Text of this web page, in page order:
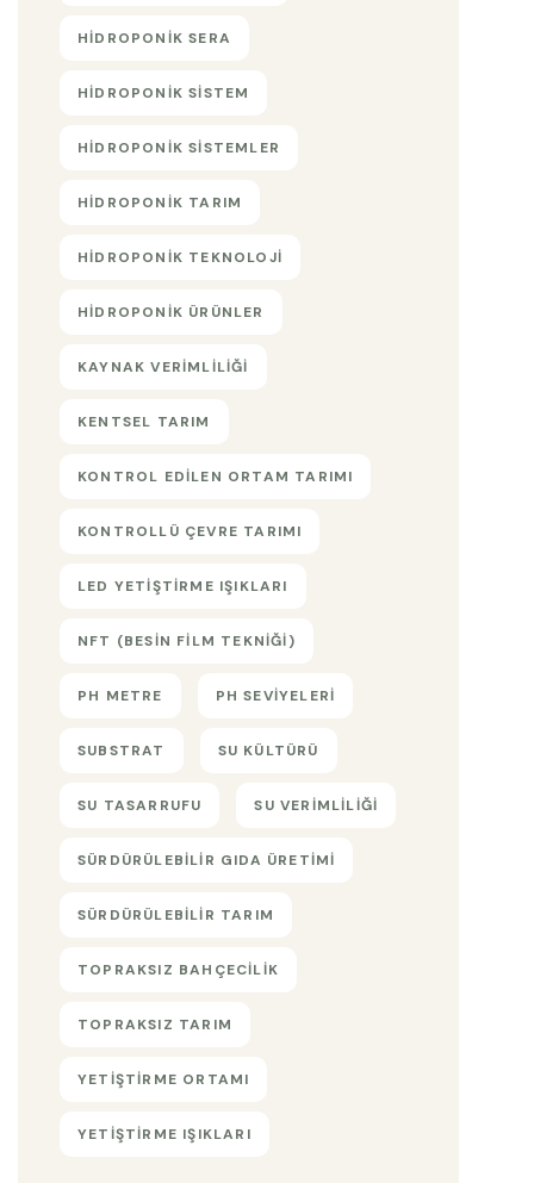
HIDROPONIK SERA
HIDROPONIK SISTEM
HIDROPONIK SISTEMLER
HIDROPONIK TARIM
HIDROPONIK TEKNOLOJI
HIDROPONIK ÜRÜNLER
KAYNAK VERIMLILIĞI
KENTSEL TARIM
KONTROL EDILEN ORTAM TARIMI
KONTROLLÜ ÇEVRE TARIMI
LED YETIŞTIRME IŞIKLARI
NFT (BESIN FILM TEKNIĞI)
PH METRE PH SEVIYELERI
SUBSTRAT SU KÜLTÜRÜ
SU TASARRUFU SU VERIMLILIĞI
SÜRDÜRÜLEBILIR GIDA ÜRETIMI
SÜRDÜRÜLEBILIR TARIM
TOPRAKSIZ BAHÇECILIK
TOPRAKSIZ TARIM
YETIŞTIRME ORTAMI
YETIŞTIRME IŞIKLARI